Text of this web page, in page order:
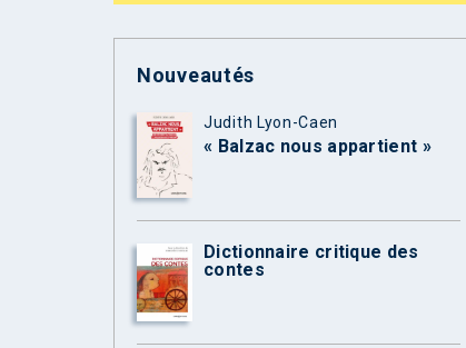
Nouveautés
Judith Lyon-Caen
« Balzac nous appartient »
Dictionnaire critique des
contes